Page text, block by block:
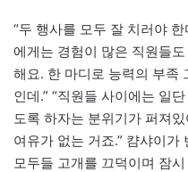
“두 행사를 모두 잘 치러야
에게는 경험이 많은 직원들
해요. 한 마디로 능력의 부족
인데.” “직원들 사이에는 일
도록 하자는 분위기가 퍼져
여유가 없는 거죠.” 캼샤이가
모두들 고개를 끄덕이며 잠